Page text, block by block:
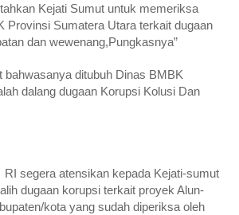
Kejati Sumut untuk memeriksa
Provinsi Sumatera Utara terkait dugaan
dan wewenang,Pungkasnya”
bahwasanya ditubuh Dinas BMBK
dalang dugaan Korupsi Kolusi Dan
segera atensikan kepada Kejati-sumut
dugaan korupsi terkait proyek Alun-
kota yang sudah diperiksa oleh